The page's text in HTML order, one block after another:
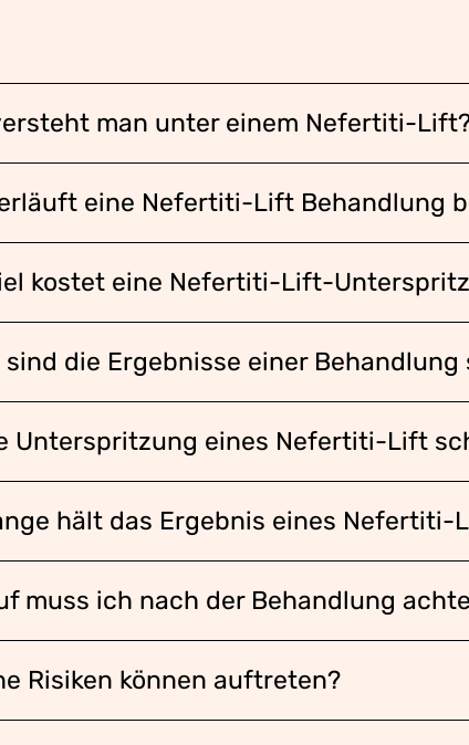
man unter einem Nefertiti-
eine Nefertiti-Lift Behandlung
kostet eine Nefertiti-Lift-
sind die Ergebnisse einer
Unterspritzung eines Nefertiti-Lift
hält das Ergebnis eines Nefertiti-
muss ich nach der Behandlung
Risiken können auftreten?